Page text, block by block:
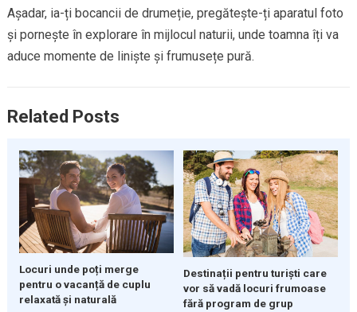
Așadar, ia-ți bocancii de drumeție, pregătește-ți aparatul foto
și pornește în explorare în mijlocul naturii, unde toamna îți va
aduce momente de liniște și frumusețe pură.
Related Posts
Locuri unde poți merge
pentru o vacanță de cuplu
relaxată și naturală
Destinații pentru turiști care
vor să vadă locuri frumoase
fără program de grup